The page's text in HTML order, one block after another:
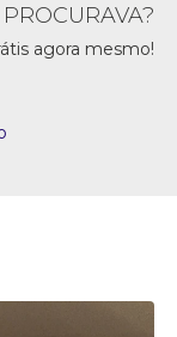
agora mesmo!